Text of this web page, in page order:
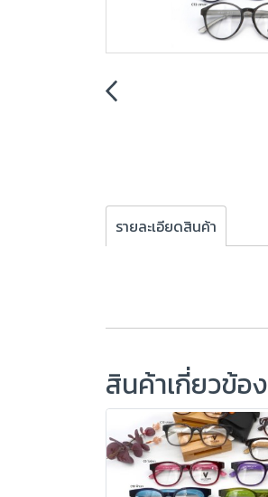
รายละเอียดสินค้า
สินค้าเกี่ยวข้อง